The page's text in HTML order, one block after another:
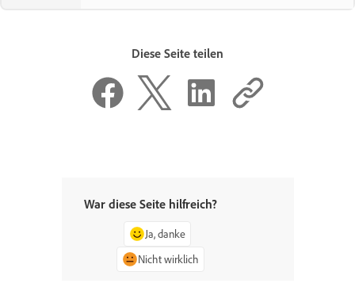
Diese Seite teilen
War diese Seite hilfreich?
Ja, danke
Nicht wirklich